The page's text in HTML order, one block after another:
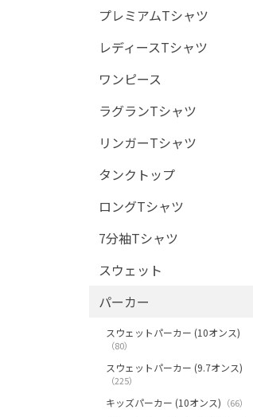
プレミアムTシャツ
レディースTシャツ
ワンピース
ラグランTシャツ
リンガーTシャツ
タンクトップ
ロングTシャツ
7分袖Tシャツ
スウェット
パーカー
スウェットパーカー (10オンス)
（80）
スウェットパーカー (9.7オンス)
（225）
キッズパーカー (10オンス) （66）